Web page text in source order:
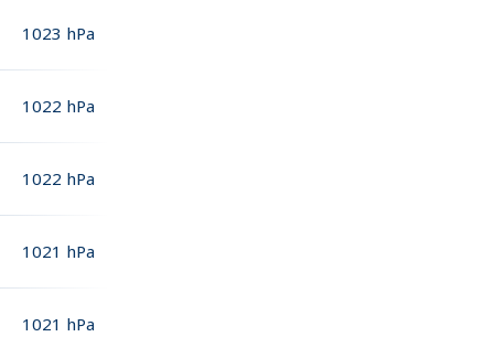
1023 hPa
1022 hPa
1022 hPa
1021 hPa
1021 hPa